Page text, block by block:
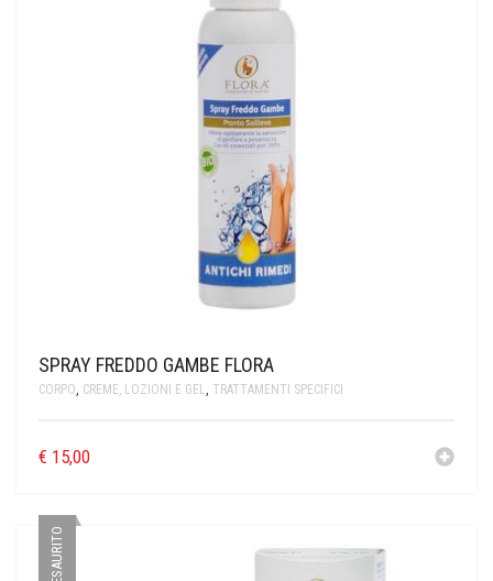
SPRAY FREDDO GAMBE FLORA
CORPO, CREME, LOZIONI E GEL, TRATTAMENTI SPECIFICI
€ 15,00
ESAURITO